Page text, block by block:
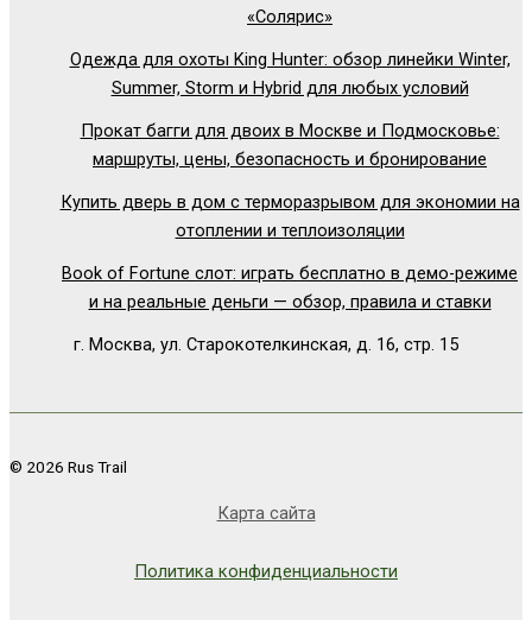
«Солярис»
Одежда для охоты King Hunter: обзор линейки Winter,
Summer, Storm и Hybrid для любых условий
Прокат багги для двоих в Москве и Подмосковье:
маршруты, цены, безопасность и бронирование
Купить дверь в дом с терморазрывом для экономии на
отоплении и теплоизоляции
Book of Fortune слот: играть бесплатно в демо-режиме
и на реальные деньги — обзор, правила и ставки
г. Москва, ул. Старокотелкинская, д. 16, стр. 15
© 2026 Rus Trail
Карта сайта
Политика конфиденциальности